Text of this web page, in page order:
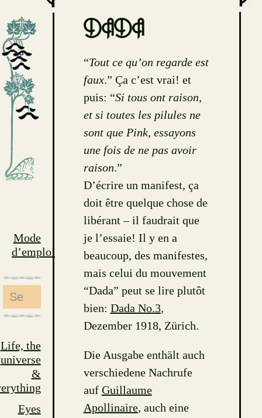
Mode
d’emploi
Search
for:
Life, the
universe
&
Eyes
DADA
“Tout ce qu’on regarde est
faux.” Ça c’est vrai! et
puis: “Si tous ont raison,
et si toutes les pilules ne
sont que Pink, essayons
une fois de ne pas avoir
raison.”
D’écrire un manifest, ça
doit être quelque chose de
libérant – il faudrait que
je l’essaie! Il y en a
beaucoup, des manifestes,
mais celui du mouvement
“Dada” peut se lire plutôt
bien: Dada No.3,
Dezember 1918, Zürich.
Die Ausgabe enthält auch
verschiedene Nachrufe
auf Guillaume
Apollinaire, auch eine